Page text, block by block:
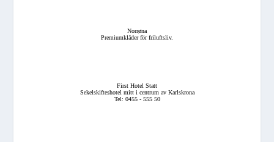
Norrøna
Premiumkläder för friluftsliv.
First Hotel Statt
Sekelskifteshotel mitt i centrum av Karlskrona
Tel: 0455 - 555 50